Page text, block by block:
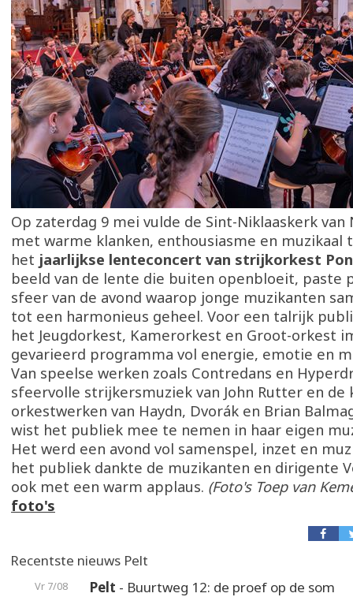
Op zaterdag 9 mei vulde de Sint-Niklaaskerk
met warme klanken, enthousiasme en muzikaal
het jaarlijkse lenteconcert van strijkorkest
beeld van de lente die buiten openbloeit, paste
sfeer van de avond waarop jonge muzikanten
tot een harmonieus geheel. Voor een talrijk
het Jeugdorkest, Kamerorkest en Groot-orkest
gevarieerd programma vol energie, emotie en
Van speelse werken zoals Contredans en
sfeervolle strijkersmuziek van John Rutter en de
orkestwerken van Haydn, Dvorák en Brian
wist het publiek mee te nemen in haar eigen
Het werd een avond vol samenspel, inzet en
het publiek dankte de muzikanten en dirigente
ook met een warm applaus. (Foto's Toep van
foto's
Recentste nieuws Pelt
Vr 7/08 Pelt - Buurtweg 12: de proef op de som